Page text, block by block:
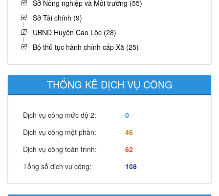
Sở Nông nghiệp và Môi trường (55)
Sở Tài chính (9)
UBND Huyện Cao Lộc (28)
Bộ thủ tục hành chính cấp Xã (25)
THỐNG KÊ DỊCH VỤ CÔNG
Dịch vụ công mức độ 2:
0
Dịch vụ công một phần:
46
Dịch vụ công toàn trình:
62
Tổng số dịch vụ công:
108